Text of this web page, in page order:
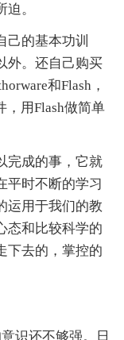
。
的基本功训
外。还自己购买
和Flash，
，用Flash做简单
成的事，它就
平时不断的学习
运用于我们的教
态和比较科学的
下去的，掌控的
识还不够强。日